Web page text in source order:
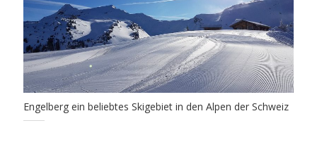
Engelberg ein beliebtes Skigebiet in den Alpen der Schweiz